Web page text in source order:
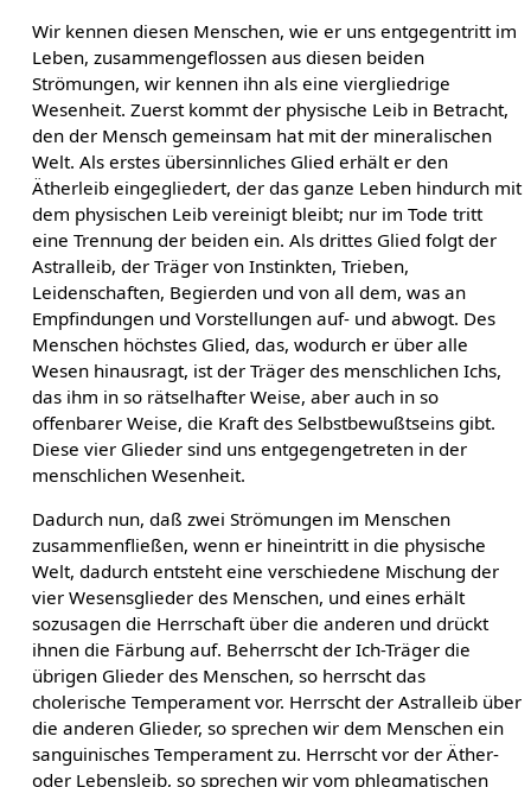
Wir kennen diesen Menschen, wie er uns entgegentritt im
Leben, zusammengeflossen aus diesen beiden
Strömungen, wir kennen ihn als eine viergliedrige
Wesenheit. Zuerst kommt der physische Leib in Betracht,
den der Mensch gemeinsam hat mit der mineralischen
Welt. Als erstes übersinnliches Glied erhält er den
Ätherleib eingegliedert, der das ganze Leben hindurch mit
dem physischen Leib vereinigt bleibt; nur im Tode tritt
eine Trennung der beiden ein. Als drittes Glied folgt der
Astralleib, der Träger von Instinkten, Trieben,
Leidenschaften, Begierden und von all dem, was an
Empfindungen und Vorstellungen auf- und abwogt. Des
Menschen höchstes Glied, das, wodurch er über alle
Wesen hinausragt, ist der Träger des menschlichen Ichs,
das ihm in so rätselhafter Weise, aber auch in so
offenbarer Weise, die Kraft des Selbstbewußtseins gibt.
Diese vier Glieder sind uns entgegengetreten in der
menschlichen Wesenheit.
Dadurch nun, daß zwei Strömungen im Menschen
zusammenfließen, wenn er hineintritt in die physische
Welt, dadurch entsteht eine verschiedene Mischung der
vier Wesensglieder des Menschen, und eines erhält
sozusagen die Herrschaft über die anderen und drückt
ihnen die Färbung auf. Beherrscht der Ich-Träger die
übrigen Glieder des Menschen, so herrscht das
cholerische Temperament vor. Herrscht der Astralleib über
die anderen Glieder, so sprechen wir dem Menschen ein
sanguinisches Temperament zu. Herrscht vor der Äther-
oder Lebensleib, so sprechen wir vom phlegmatischen